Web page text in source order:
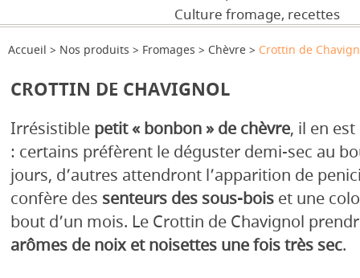
Culture fromage, recettes
Accueil Nos produits Fromages Chèvre Crottin de
CROTTIN DE CHAVIGNOL
Irrésistible petit « bonbon » de chèvre, il en
: certains préfèrent le déguster demi-sec au
jours, d’autres attendront l’apparition de
confère des senteurs des sous-boiset une
bout d’un mois. Le Crottin de Chavignol
arômes de noix et noisettes une fois très sec.